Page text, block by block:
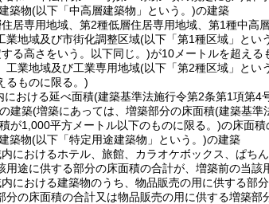
築物(以下「中高層建築物」という。)の建築
居専用地域、第2種低層住居専用地域、第1種中高
業地域及び市街化調整区域(以下「第1種区域」とい
る高さをいう。以下同じ。)が10メートルを超える
工業地域及び工業専用地域(以下「第2種区域」とい
るものに限る。)
における延べ面積(建築基準法施行令第2条第1項第4
の建築(増築にあっては、増築部分の床面積(建築基準
が1,000平方メートル以下のものに限る。)の床面積
築物(以下「特定用途建築物」という。)の建築
におけるホテル、旅館、カラオケボックス、ぱち
用途に供する部分の床面積の合計が、増築前の当
における建築物のうち、物品販売の用に供する部
分の床面積の合計又は物品販売の用に供する増築部